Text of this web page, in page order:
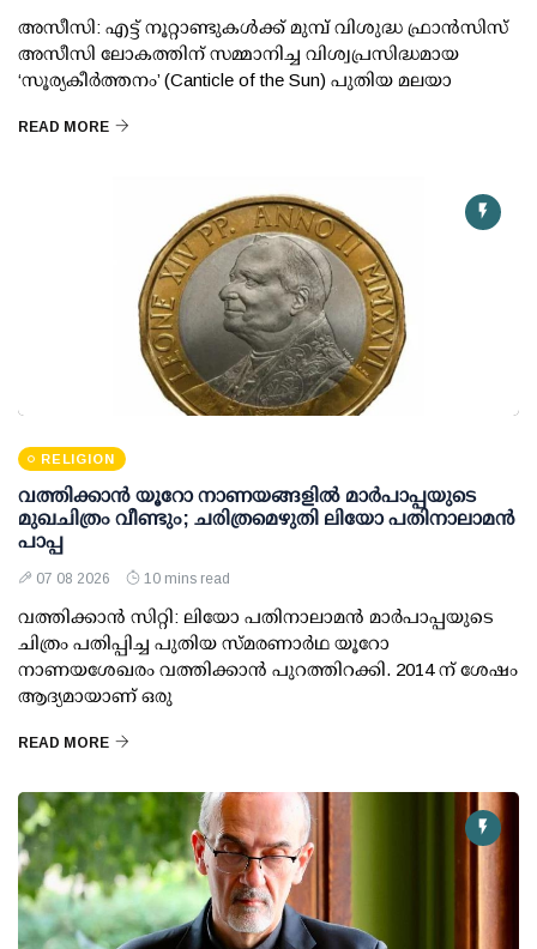
അസീസി: എട്ട് നൂറ്റാണ്ടുകൾക്ക് മുമ്പ് വിശുദ്ധ ഫ്രാൻസിസ്
അസീസി ലോകത്തിന് സമ്മാനിച്ച വിശ്വപ്രസിദ്ധമായ
‘സൂര്യകീർത്തനം’ (Canticle of the Sun) പുതിയ മലയാ
READ MORE
RELIGION
വത്തിക്കാൻ യൂറോ നാണയങ്ങളിൽ മാർപാപ്പയുടെ
മുഖചിത്രം വീണ്ടും; ചരിത്രമെഴുതി ലിയോ പതിനാലാമൻ
പാപ്പ
07 08 2026 10 mins read
വത്തിക്കാൻ സിറ്റി: ലിയോ പതിനാലാമൻ മാർപാപ്പയുടെ
ചിത്രം പതിപ്പിച്ച പുതിയ സ്മരണാർഥ യൂറോ
നാണയശേഖരം വത്തിക്കാൻ പുറത്തിറക്കി. 2014 ന് ശേഷം
ആദ്യമായാണ് ഒരു
READ MORE